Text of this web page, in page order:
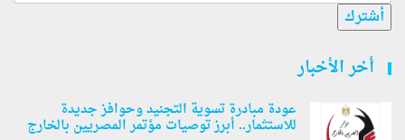
أشترك
أخر الأخبار
عودة مبادرة تسوية التجنيد وحوافز جديدة
للاستثمار.. أبرز توصيات مؤتمر المصريين بالخارج